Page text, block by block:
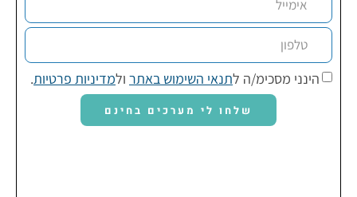
הינני מסכימ/ה לתנאי השימוש באתר ולמדיניות פרטיות.
שלחו לי מערכים בחינם